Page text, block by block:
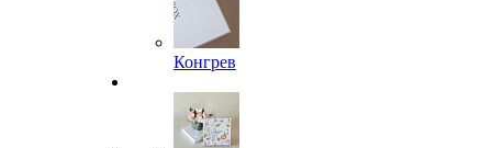
Конгрев